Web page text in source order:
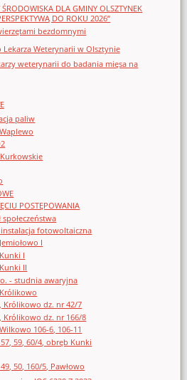
DLA GMINY OLSZTYNEK
DO ROKU 2026”
bezdomnymi
Weterynarii w Olsztynie
weterynarii do badania mięsa na
paliw
POSTĘPOWANIA
fotowoltaiczna
I
I
II
- studnia awaryjna
Królikowo dz. nr 42/7
Królikowo dz. nr 166/8
106-6, 106-11
59, 60/4, obręb Kunki
50, 160/5, Pawłowo